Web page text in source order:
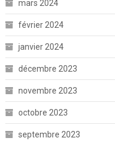
mars 2024
février 2024
janvier 2024
décembre 2023
novembre 2023
octobre 2023
septembre 2023